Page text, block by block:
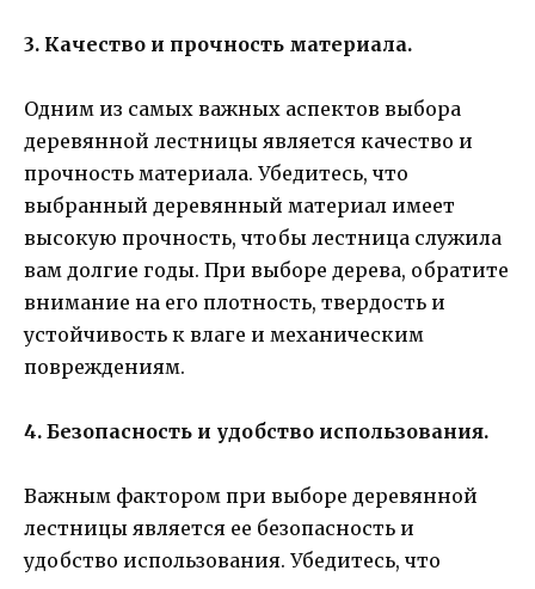
3. Качество и прочность материала.
Одним из самых важных аспектов выбора
деревянной лестницы является качество и
прочность материала. Убедитесь, что
выбранный деревянный материал имеет
высокую прочность, чтобы лестница служила
вам долгие годы. При выборе дерева, обратите
внимание на его плотность, твердость и
устойчивость к влаге и механическим
повреждениям.
4. Безопасность и удобство использования.
Важным фактором при выборе деревянной
лестницы является ее безопасность и
удобство использования. Убедитесь, что